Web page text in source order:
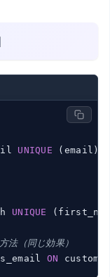
UNIQUE (email);
UNIQUE
（同じ効果）
ON